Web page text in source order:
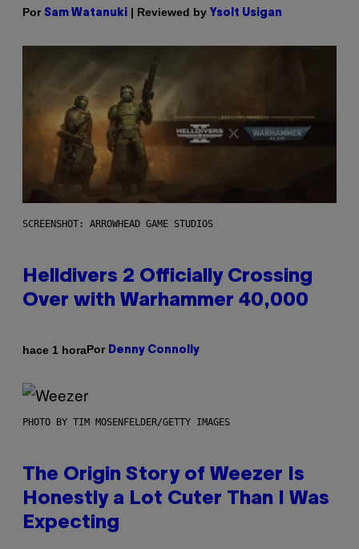
Por Sam Watanuki | Reviewed by Ysolt Usigan
SCREENSHOT: ARROWHEAD GAME STUDIOS
Helldivers 2 Officially Crossing
Over with Warhammer 40,000
hace 1 horaPor Denny Connolly
PHOTO BY TIM MOSENFELDER/GETTY IMAGES
The Origin Story of Weezer Is
Honestly a Lot Cuter Than I Was
Expecting